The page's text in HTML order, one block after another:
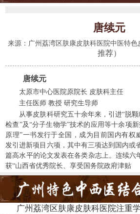
唐续元
来源：广州荔湾区肤康皮肤科医院中医特色
推荐）
唐续元
太原市中心医院原院长 皮肤科主任
主任医师 教授 研究生导师
从事皮肤科研究五十余年来，引进“脱颗
检查”及“分子生物学”技术的应用等十余项
原理”一书发行于全国，成为目前国内有权
发引进新项目六项，其中有三项达到国内或
篇高水平的论文发表在各类杂志上。连续六
获“山西省优秀院长、享受国务院政府津贴
广州荔湾区肤康皮肤科医院注重